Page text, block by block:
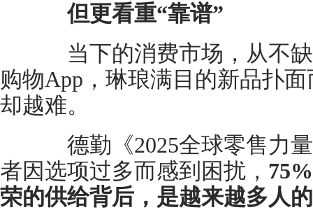
但更看重“靠谱”
当下的消费市场，从不缺
购物App，琳琅满目的新品扑
却越难。
德勤《2025全球零售力量
者因选项过多而感到困扰， 75%
荣的供给背后，是越来越多人